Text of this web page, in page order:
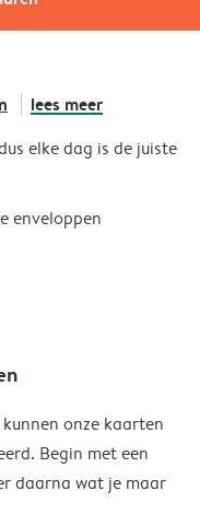
lees meer
elke dag is de juiste
enveloppen
onze kaarten
Begin met een
daarna wat je maar